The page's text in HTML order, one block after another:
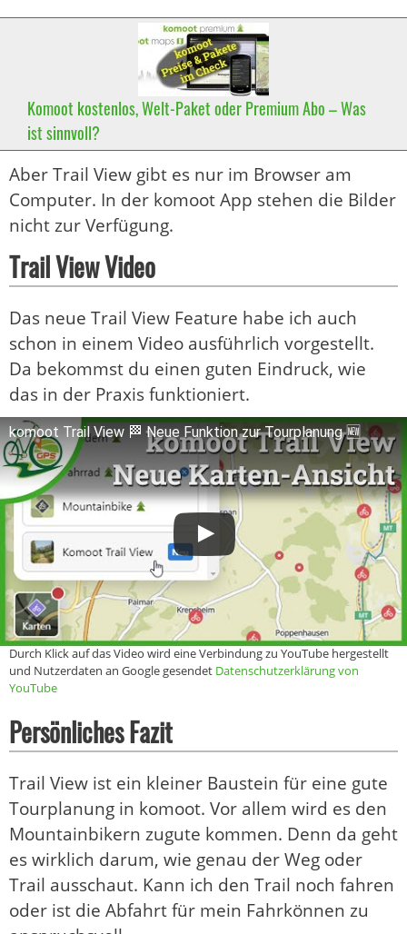
Komoot kostenlos, Welt-Paket oder Premium Abo – Was
ist sinnvoll?
Aber Trail View gibt es nur im Browser am
Computer. In der komoot App stehen die Bilder
nicht zur Verfügung.
Trail View Video
Das neue Trail View Feature habe ich auch
schon in einem Video ausführlich vorgestellt.
Da bekommst du einen guten Eindruck, wie
das in der Praxis funktioniert.
komoot Trail View 🏁 Neue Funktion zur Tourplanung 🆕
Durch Klick auf das Video wird eine Verbindung zu YouTube hergestellt
und Nutzerdaten an Google gesendet Datenschutzerklärung von
YouTube
Persönliches Fazit
Trail View ist ein kleiner Baustein für eine gute
Tourplanung in komoot. Vor allem wird es den
Mountainbikern zugute kommen. Denn da geht
es wirklich darum, wie genau der Weg oder
Trail ausschaut. Kann ich den Trail noch fahren
oder ist die Abfahrt für mein Fahrkönnen zu